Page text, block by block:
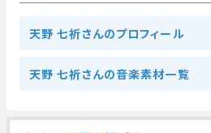
天野 七祈さんのプロフィール
天野 七祈さんの音楽素材一覧